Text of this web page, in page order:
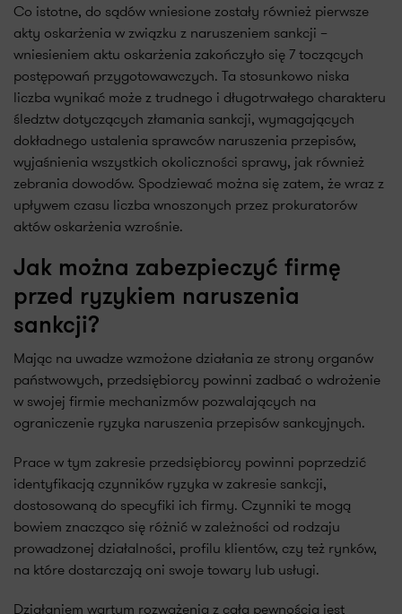
Co istotne, do sądów wniesione zostały również pierwsze
akty oskarżenia w związku z naruszeniem sankcji –
wniesieniem aktu oskarżenia zakończyło się 7 toczących
postępowań przygotowawczych. Ta stosunkowo niska
liczba wynikać może z trudnego i długotrwałego charakteru
śledztw dotyczących złamania sankcji, wymagających
dokładnego ustalenia sprawców naruszenia przepisów,
wyjaśnienia wszystkich okoliczności sprawy, jak również
zebrania dowodów. Spodziewać można się zatem, że wraz z
upływem czasu liczba wnoszonych przez prokuratorów
aktów oskarżenia wzrośnie.
Jak można zabezpieczyć firmę
przed ryzykiem naruszenia
sankcji?
Mając na uwadze wzmożone działania ze strony organów
państwowych, przedsiębiorcy powinni zadbać o wdrożenie
w swojej firmie mechanizmów pozwalających na
ograniczenie ryzyka naruszenia przepisów sankcyjnych.
Prace w tym zakresie przedsiębiorcy powinni poprzedzić
identyfikacją czynników ryzyka w zakresie sankcji,
dostosowaną do specyfiki ich firmy. Czynniki te mogą
bowiem znacząco się różnić w zależności od rodzaju
prowadzonej działalności, profilu klientów, czy też rynków,
na które dostarczają oni swoje towary lub usługi.
Działaniem wartym rozważenia z całą pewnością jest